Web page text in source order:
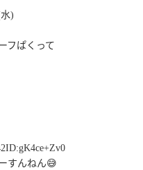
)
フぱくって
すんねん😅